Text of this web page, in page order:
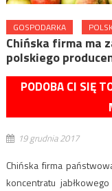
GOSPODARKA
Chińska firma ma
polskiego
PODOBA CI SIĘ
19 grudnia 2017
Chińska firma
koncentratu